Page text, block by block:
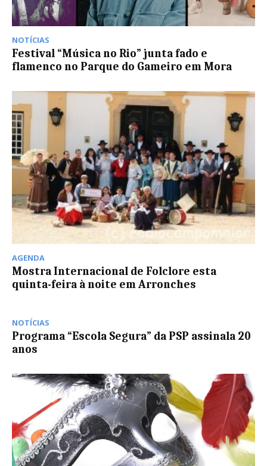
NOTÍCIAS
Festival “Música no Rio” junta fado e
flamenco no Parque do Gameiro em Mora
AGENDA
Mostra Internacional de Folclore esta
quinta-feira à noite em Arronches
NOTÍCIAS
Programa “Escola Segura” da PSP assinala 20
anos